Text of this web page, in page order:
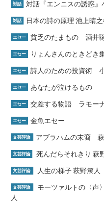
対話 対話『エンニスの誘惑』
対話 日本の詩の原理 池上晴
エセー 貧乏のたまもの 酒井
エセー りょんさんのときどき
エセー 詩人のための投資術
エセー あなたが泣けるもの
エセー 交差する物語 ラモー
エセー 金魚エセー
文芸評論 アブラハムの末裔
文芸評論 死んだらそれきり 萩
文芸評論 人生の梯子 萩野篤人
文芸評論
モーツァルトの〈声
人